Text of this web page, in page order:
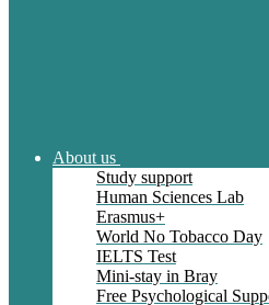
About us
Study support
Human Sciences Lab
Erasmus+
World No Tobacco Day
IELTS Test
Mini-stay in Bray
Free Psychological